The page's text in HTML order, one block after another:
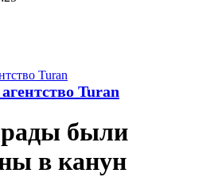
Turan
были
в канун